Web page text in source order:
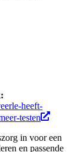
heeft-
testen
in voor een
en passende